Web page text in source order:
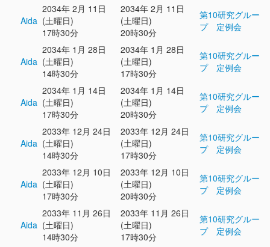
Aida
2034年 2月 11日
(土曜日)
17時30分
2034年 2月 11日
(土曜日)
20時30分
第10研究グルー
プ 定例会
Aida
2034年 1月 28日
(土曜日)
14時30分
2034年 1月 28日
(土曜日)
17時30分
第10研究グルー
プ 定例会
Aida
2034年 1月 14日
(土曜日)
17時30分
2034年 1月 14日
(土曜日)
20時30分
第10研究グルー
プ 定例会
Aida
2033年 12月 24日
(土曜日)
14時30分
2033年 12月 24日
(土曜日)
17時30分
第10研究グルー
プ 定例会
Aida
2033年 12月 10日
(土曜日)
17時30分
2033年 12月 10日
(土曜日)
20時30分
第10研究グルー
プ 定例会
Aida
2033年 11月 26日
(土曜日)
14時30分
2033年 11月 26日
(土曜日)
17時30分
第10研究グルー
プ 定例会